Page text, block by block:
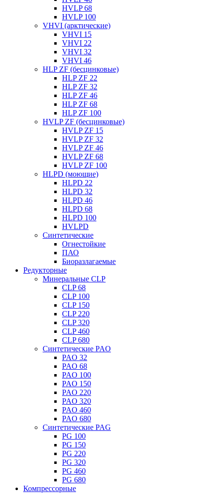
HVLP 68
HVLP 100
VHVI (арктические)
VHVI 15
VHVI 22
VHVI 32
VHVI 46
HLP ZF (бесцинковые)
HLP ZF 22
HLP ZF 32
HLP ZF 46
HLP ZF 68
HLP ZF 100
HVLP ZF (бесцинковые)
HVLP ZF 15
HVLP ZF 32
HVLP ZF 46
HVLP ZF 68
HVLP ZF 100
HLPD (моющие)
HLPD 22
HLPD 32
HLPD 46
HLPD 68
HLPD 100
HVLPD
Синтетические
Огнестойкие
ПАО
Биоразлагаемые
Редукторные
Минеральные CLP
CLP 68
CLP 100
CLP 150
CLP 220
CLP 320
CLP 460
CLP 680
Синтетические PAO
PAO 32
PAO 68
PAO 100
PAO 150
PAO 220
PAO 320
PAO 460
PAO 680
Синтетические PAG
PG 100
PG 150
PG 220
PG 320
PG 460
PG 680
Компрессорные